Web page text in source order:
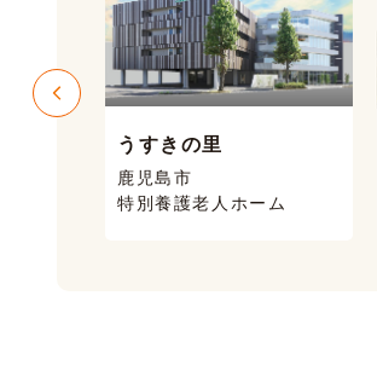
うすきの里
鹿児島市
特別養護老人ホーム